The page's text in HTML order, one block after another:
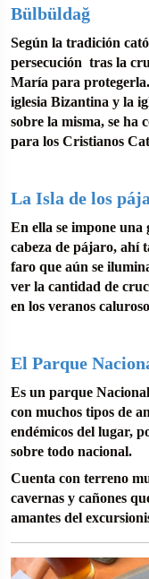
Bülbüldağ
Según la tradición
persecución tras la
María para
iglesia Bizantina y la
sobre la misma, se ha
para los Cristianos
La Isla de los
En ella se impone
cabeza de pájaro, ahí
faro que aún se
ver la cantidad de
en los veranos
El Parque
Es un parque
con muchos tipos de
endémicos del lugar,
sobre todo nacional.
Cuenta con terreno
cavernas y cañones
amantes del